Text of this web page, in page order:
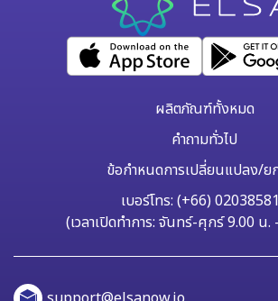
ผลิตภัณฑ์ทั้งหมด
คำถามทั่วไป
ข้อกำหนดการเปลี่ยนแปลง/ย
เบอร์โทร: (+66)
(เวลาเปิดทำการ: จันทร์-ศุกร์ 9.00 น.